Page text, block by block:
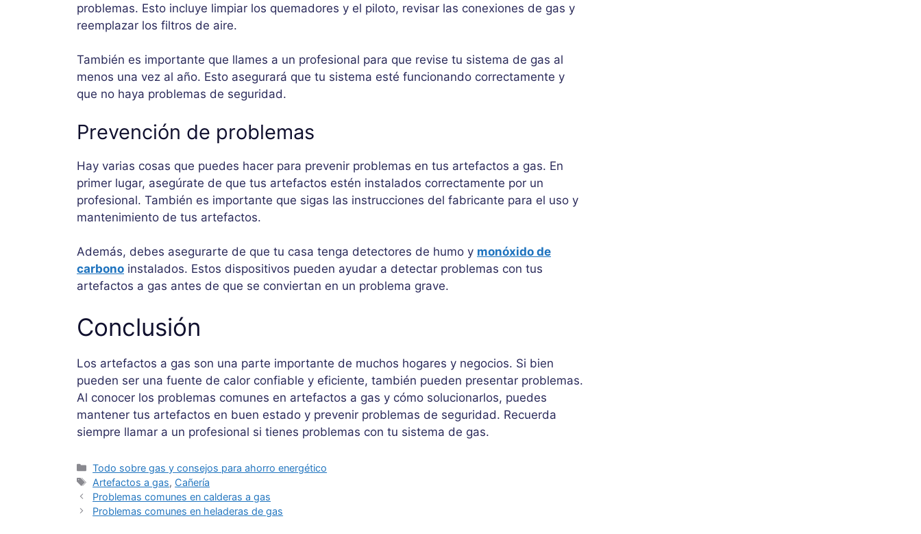
problemas. Esto incluye limpiar los quemadores y el piloto, revisar las conexiones de gas y
reemplazar los filtros de aire.
También es importante que llames a un profesional para que revise tu sistema de gas al
menos una vez al año. Esto asegurará que tu sistema esté funcionando correctamente y
que no haya problemas de seguridad.
Prevención de problemas
Hay varias cosas que puedes hacer para prevenir problemas en tus artefactos a gas. En
primer lugar, asegúrate de que tus artefactos estén instalados correctamente por un
profesional. También es importante que sigas las instrucciones del fabricante para el uso y
mantenimiento de tus artefactos.
Además, debes asegurarte de que tu casa tenga detectores de humo y monóxido de
carbono instalados. Estos dispositivos pueden ayudar a detectar problemas con tus
artefactos a gas antes de que se conviertan en un problema grave.
Conclusión
Los artefactos a gas son una parte importante de muchos hogares y negocios. Si bien
pueden ser una fuente de calor confiable y eficiente, también pueden presentar problemas.
Al conocer los problemas comunes en artefactos a gas y cómo solucionarlos, puedes
mantener tus artefactos en buen estado y prevenir problemas de seguridad. Recuerda
siempre llamar a un profesional si tienes problemas con tu sistema de gas.
Categorías
Todo sobre gas y consejos para ahorro energético
Etiquetas
Artefactos a gas, Cañería
Problemas comunes en calderas a gas
Problemas comunes en heladeras de gas